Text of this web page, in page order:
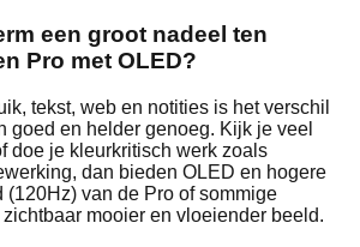
een groot nadeel ten
Pro met OLED?
tekst, web en notities is het verschil
goed en helder genoeg. Kijk je veel
doe je kleurkritisch werk zoals
dan bieden OLED en hogere
van de Pro of sommige
mooier en vloeiender beeld.